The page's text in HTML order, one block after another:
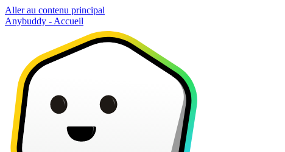
Aller au contenu principal
Anybuddy - Accueil